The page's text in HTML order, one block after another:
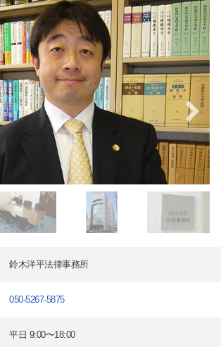
鈴木洋平法律事務所
050-5267-5875
平日 9:00〜18:00